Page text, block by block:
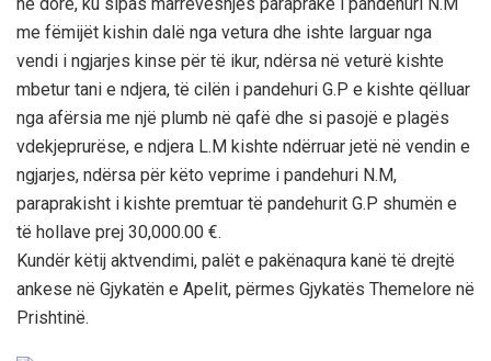
me fëmijët kishin dalë nga vetura dhe ishte larguar nga
vendi i ngjarjes kinse për të ikur, ndërsa në veturë kishte
mbetur tani e ndjera, të cilën i pandehuri G.P e kishte qëlluar
nga afërsia me një plumb në qafë dhe si pasojë e plagës
vdekjeprurëse, e ndjera L.M kishte ndërruar jetë në vendin e
ngjarjes, ndërsa për këto veprime i pandehuri N.M,
paraprakisht i kishte premtuar të pandehurit G.P shumën e
të hollave prej 30,000.00 €.
Kundër këtij aktvendimi, palët e pakënaqura kanë të drejtë
ankese në Gjykatën e Apelit, përmes Gjykatës Themelore në
Prishtinë.